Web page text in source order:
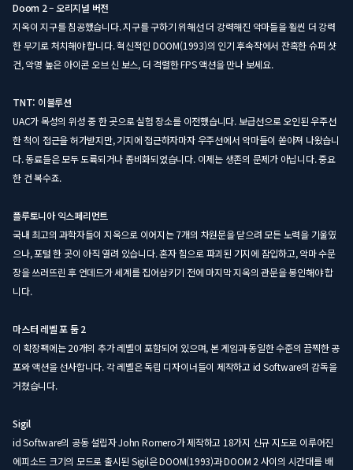
Doom 2 – 오리지널 버전
지옥이 지구를 침공했습니다. 지구를 구하기 위해선 더 강력해진 악마들을 훨씬 더 강력
한 무기로 처치해야 합니다. 혁신적인 DOOM(1993)의 인기 후속작에서 잔혹한 슈퍼 샷
건, 악명 높은 아이콘 오브 신 보스, 더 격렬한 FPS 액션을 만나 보세요.
TNT: 이블루션
UAC가 목성의 위성 중 한 곳으로 실험 장소를 이전했습니다. 보급선으로 오인된 우주선
한 척이 접근을 허가받지만, 기지에 접근하자마자 우주선에서 악마들이 쏟아져 나왔습니
다. 동료들은 모두 도륙되거나 좀비화되었습니다. 이제는 생존의 문제가 아닙니다. 중요
한 건 복수죠.
플루토니아 익스페리먼트
국내 최고의 과학자들이 지옥으로 이어지는 7개의 차원문을 닫으려 모든 노력을 기울였
으나, 포털 한 곳이 아직 열려 있습니다. 혼자 힘으로 파괴된 기지에 잠입하고, 악마 수문
장을 쓰러뜨린 후 언데드가 세계를 집어삼키기 전에 마지막 지옥의 관문을 봉인해야 합
니다.
마스터 레벨 포 둠 2
이 확장팩에는 20개의 추가 레벨이 포함되어 있으며, 본 게임과 동일한 수준의 끔찍한 공
포와 액션을 선사합니다. 각 레벨은 독립 디자이너들이 제작하고 id Software의 감독을
거쳤습니다.
Sigil
id Software의 공동 설립자 John Romero가 제작하고 18가지 신규 지도로 이루어진
에피소드 크기의 모드로 출시된 Sigil은 DOOM(1993)과 DOOM 2 사이의 시간대를 배